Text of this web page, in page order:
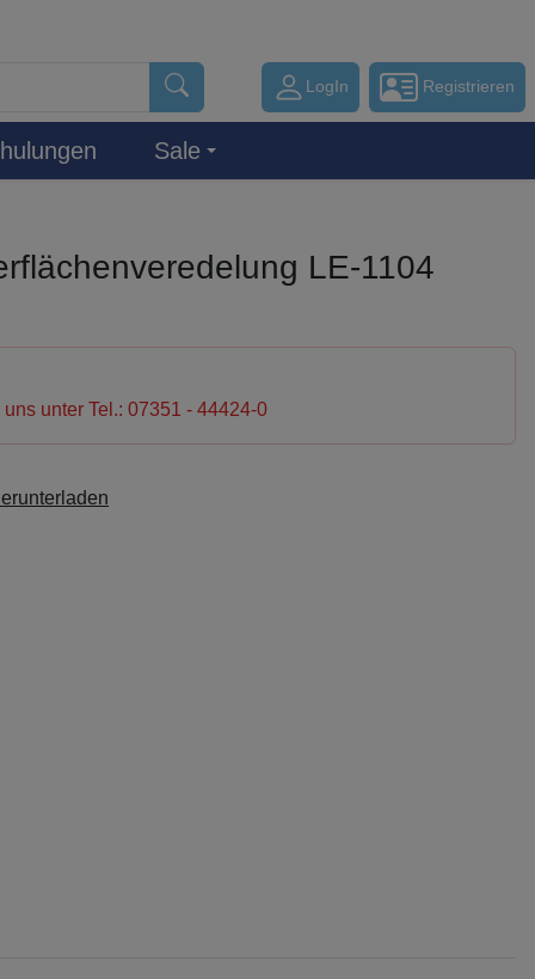
LogIn Registrieren
Sale
LE-1104
unter Tel.: 07351 - 44424-0